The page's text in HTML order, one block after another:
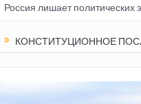
эмигрантов
КОНСТИТУЦИОННОЕ